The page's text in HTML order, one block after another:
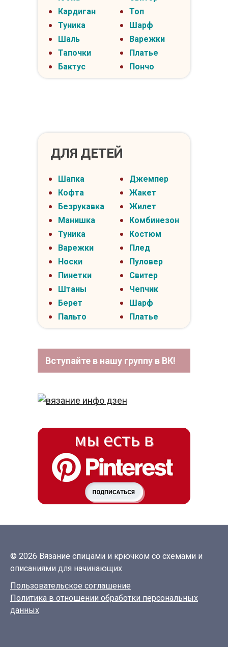
Кардиган
Туника
Шаль
Тапочки
Бактус
Топ
Шарф
Варежки
Платье
Пончо
ДЛЯ ДЕТЕЙ
Шапка
Кофта
Безрукавка
Манишка
Туника
Варежки
Носки
Пинетки
Штаны
Берет
Пальто
Джемпер
Жакет
Жилет
Комбинезон
Костюм
Плед
Пуловер
Свитер
Чепчик
Шарф
Платье
Вступайте в нашу группу в ВК!
© 2026 Вязание спицами и крючком со схемами и
описаниями для начинающих
Пользовательское соглашение
Политика в отношении обработки персональных
данных